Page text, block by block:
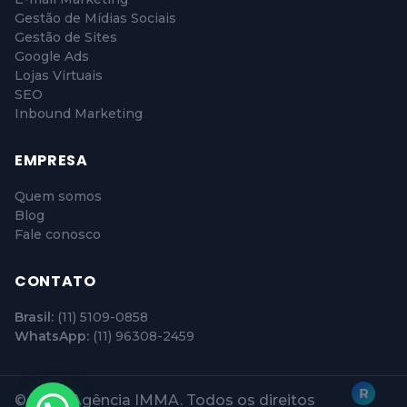
Gestão de Mídias Sociais
Gestão de Sites
Google Ads
Lojas Virtuais
SEO
Inbound Marketing
EMPRESA
Quem somos
Blog
Fale conosco
CONTATO
Brasil: (11) 5109-0858
WhatsApp: (11) 96308-2459
© 2026 Agência IMMA. Todos os direitos